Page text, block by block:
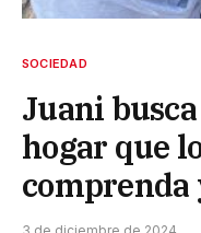
SOCIEDAD
Juani
hogar que
comprenda
3 de diciembre de 2024